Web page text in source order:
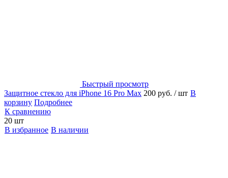
Быстрый просмотр
Защитное стекло для iPhone 16 Pro Max 200 руб. / шт В
корзину Подробнее
К сравнению
20 шт
В избранное В наличии